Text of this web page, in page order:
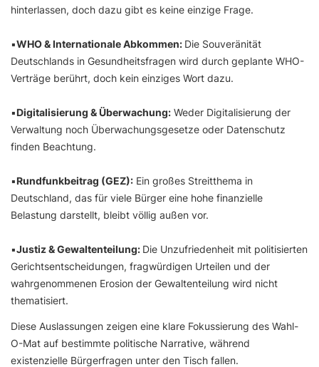
hinterlassen, doch dazu gibt es keine einzige Frage.
▪️WHO & Internationale Abkommen: Die Souveränität
Deutschlands in Gesundheitsfragen wird durch geplante WHO-
Verträge berührt, doch kein einziges Wort dazu.
▪️Digitalisierung & Überwachung: Weder Digitalisierung der
Verwaltung noch Überwachungsgesetze oder Datenschutz
finden Beachtung.
▪️Rundfunkbeitrag (GEZ): Ein großes Streitthema in
Deutschland, das für viele Bürger eine hohe finanzielle
Belastung darstellt, bleibt völlig außen vor.
▪️Justiz & Gewaltenteilung: Die Unzufriedenheit mit politisierten
Gerichtsentscheidungen, fragwürdigen Urteilen und der
wahrgenommenen Erosion der Gewaltenteilung wird nicht
thematisiert.
Diese Auslassungen zeigen eine klare Fokussierung des Wahl-
O-Mat auf bestimmte politische Narrative, während
existenzielle Bürgerfragen unter den Tisch fallen.